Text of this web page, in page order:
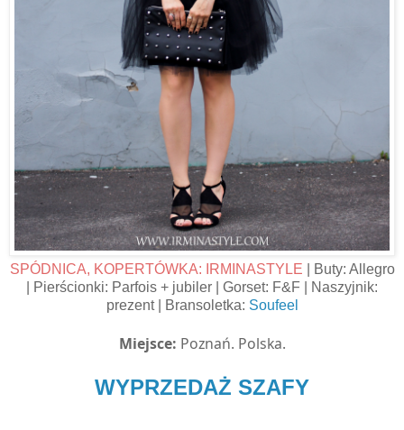
SPÓDNICA, KOPERTÓWKA: IRMINASTYLE
| Buty: Allegro
| Pierścionki: Parfois + jubiler | Gorset: F&F | Naszyjnik:
prezent | Bransoletka: Soufeel
Miejsce: Poznań. Polska.
WYPRZEDAŻ SZAFY